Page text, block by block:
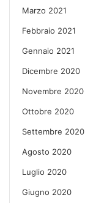
Marzo 2021
Febbraio 2021
Gennaio 2021
Dicembre 2020
Novembre 2020
Ottobre 2020
Settembre 2020
Agosto 2020
Luglio 2020
Giugno 2020